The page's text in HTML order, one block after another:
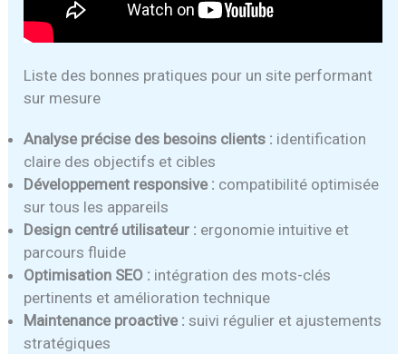
Liste des bonnes pratiques pour un site performant
sur mesure
Analyse précise des besoins clients : identification
claire des objectifs et cibles
Développement responsive : compatibilité optimisée
sur tous les appareils
Design centré utilisateur : ergonomie intuitive et
parcours fluide
Optimisation SEO : intégration des mots-clés
pertinents et amélioration technique
Maintenance proactive : suivi régulier et ajustements
stratégiques